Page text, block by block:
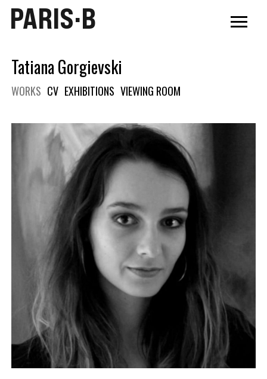
PARIS·B
Tatiana Gorgievski
WORKS CV EXHIBITIONS VIEWING ROOM